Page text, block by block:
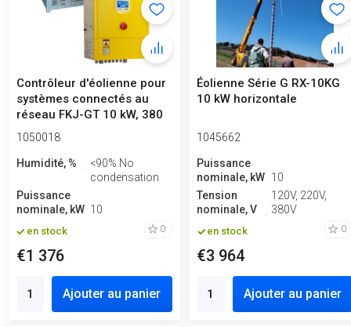
Contrôleur d'éolienne pour
systèmes connectés au
réseau FKJ-GT 10 kW, 380
V a...
1050018
Humidité, %
<90% No
condensation
Puissance
nominale, kW 10
en stock 0
€1 376
Ajouter au panier
Éolienne Série G RX-10KG
10 kW horizontale
1045662
Puissance
nominale, kW 10
Tension
nominale, V
120V, 220V,
380V
en stock 0
€3 964
Ajouter au panier